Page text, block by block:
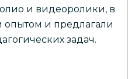
и видеоролики, в
опытом и предлагали
задач.